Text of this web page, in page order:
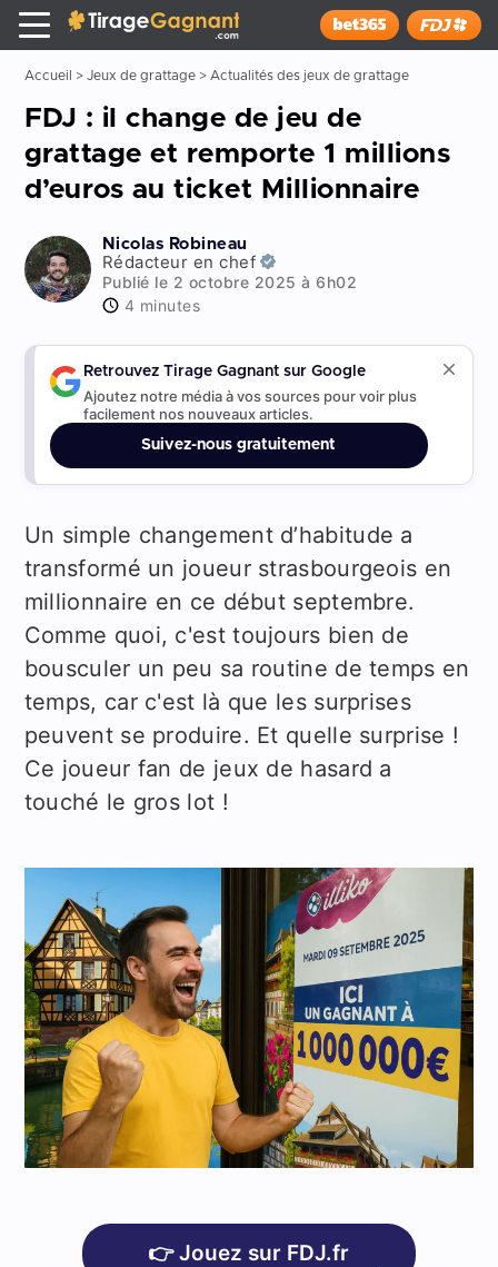
x
Tirage Gagnant
Installer
Accueil > Jeux de grattage> Actualités des jeux de grattage
FDJ : il change de jeu de
grattage et remporte 1 millions
d’euros au ticket Millionnaire
Nicolas Robineau
Rédacteur en chef
Publié le 2 octobre 2025 à 6h02
4 minutes
Retrouvez Tirage Gagnant sur Google
Ajoutez notre média à vos sources pour voir plus
facilement nos nouveaux articles.
Suivez-nous gratuitement
Un simple changement d’habitude a
transformé un joueur strasbourgeois en
millionnaire en ce début septembre.
Comme quoi, c'est toujours bien de
bousculer un peu sa routine de temps en
temps, car c'est là que les surprises
peuvent se produire. Et quelle surprise !
Ce joueur fan de jeux de hasard a
touché le gros lot !
👉 Jouez sur FDJ.fr